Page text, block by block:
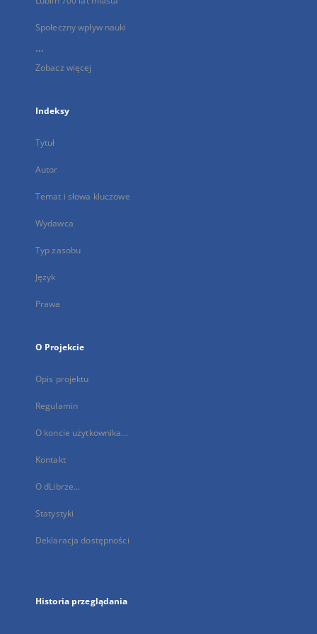
Społeczny wpływ nauki
...
Zobacz więcej
Indeksy
Tytuł
Autor
Temat i słowa kluczowe
Wydawca
Typ zasobu
Język
Prawa
O Projekcie
Opis projektu
Regulamin
O koncie użytkownika...
Kontakt
O dLibrze...
Statystyki
Deklaracja dostępności
Historia przeglądania